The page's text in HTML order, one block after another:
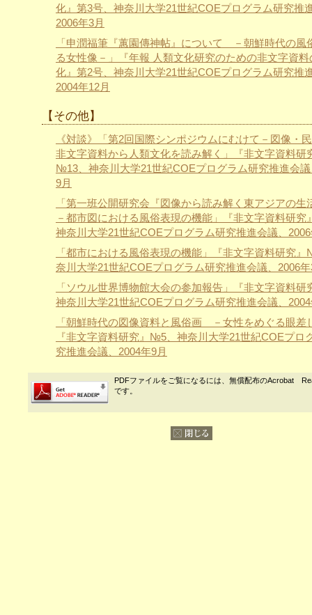
化』第3号、神奈川大学21世紀COEプログラム研究推
2006年3月
「申潤福筆『蕙園傳神帖』について －朝鮮時代の風
る女性像－」『年報 人類文化研究のための非文字資料
化』第2号、神奈川大学21世紀COEプログラム研究推
2004年12月
【その他】
《対談》「第2回国際シンポジウムにむけて－図像・
非文字資料から人類文化を読み解く」『非文字資料研
№13、神奈川大学21世紀COEプログラム研究推進会議
9月
「第一班公開研究会『図像から読み解く東アジアの生
－都市図における風俗表現の機能」『非文字資料研
神奈川大学21世紀COEプログラム研究推進会議、
「都市における風俗表現の機能」『非文字資料研究
奈川大学21世紀COEプログラム研究推進会議、2006
「ソウル世界博物館大会の参加報告」『非文字資料
神奈川大学21世紀COEプログラム研究推進会議、
「朝鮮時代の図像資料と風俗画 －女性をめぐる眼差
『非文字資料研究』№5、神奈川大学21世紀COEプロ
究推進会議、2004年9月
PDFファイルをご覧になるには、無償配布のAcrobat
です。